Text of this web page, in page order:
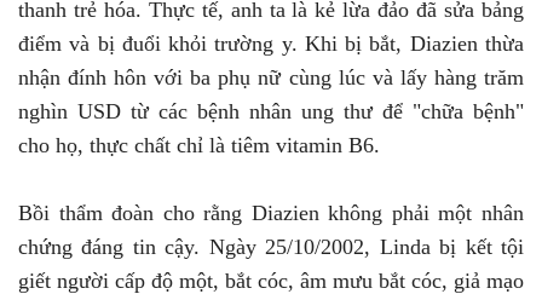
thanh trẻ hóa. Thực tế, anh ta là kẻ lừa đảo đã sửa bảng
điểm và bị đuổi khỏi trường y. Khi bị bắt, Diazien thừa
nhận đính hôn với ba phụ nữ cùng lúc và lấy hàng trăm
nghìn USD từ các bệnh nhân ung thư để "chữa bệnh"
cho họ, thực chất chỉ là tiêm vitamin B6.
Bồi thẩm đoàn cho rằng Diazien không phải một nhân
chứng đáng tin cậy. Ngày 25/10/2002, Linda bị kết tội
giết người cấp độ một, bắt cóc, âm mưu bắt cóc, giả mạo